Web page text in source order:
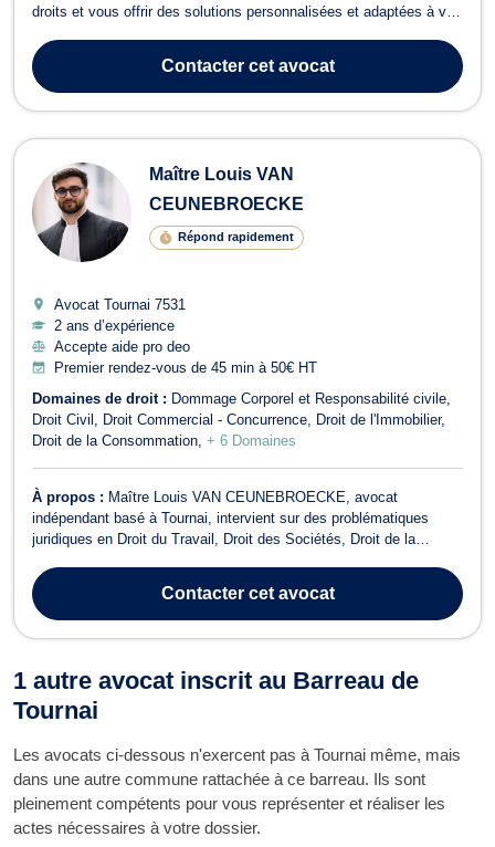
droits et vous offrir des solutions personnalisées et adaptées à vos
Contactercet avocat
Maître Louis VAN
CEUNEBROECKE
Répond rapidement
Avocat Tournai 7531
2 ans d’expérience
Accepte aide pro deo
Premier rendez-vous de 45 min à 50€ HT
Domaines de droit : Dommage Corporel et Responsabilité civile
Droit Civil
Droit Commercial - Concurrence
Droit de l'Immobilier
Droit de la Consommation + 6 Domaines
À propos : Maître Louis VAN CEUNEBROECKE, avocat
indépendant basé à Tournai, intervient sur des problématiques
juridiques en Droit du Travail, Droit des Sociétés, Droit de la
Droit du Voisinage, Droit Commercial - Concurrence, Dommage
Corporel et Responsabilité civile,...
Contactercet avocat
1 autre avocat inscrit au Barreau de
Tournai
Les avocats ci-dessous n'exercent pas à Tournai même, mais
dans une autre commune rattachée à ce barreau. Ils sont
pleinement compétents pour vous représenter et réaliser les
actes nécessaires à votre dossier.